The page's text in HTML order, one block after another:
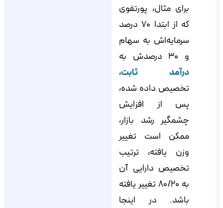
برای مثال، پورتفوی
که از ابتدا ۷۰ درصد
سرمایه‌اش به سهام
و ۳۰ درصدش به
درآمد ثابت،
تخصیص داده شده،
پس از افزایش
چشمگیر رشد بازار،
ممکن است تغییر
وزن یافته، ترتیب
تخصیص دارایی آن
به ۸۰/۲۰ تغییر یافته
باشد. در اینجا